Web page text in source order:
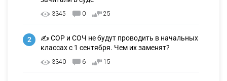
3345 0 25
2
✍️ СОР и СОЧ не будут проводить в начальных
классах с 1 сентября. Чем их заменят?
3340 6 15